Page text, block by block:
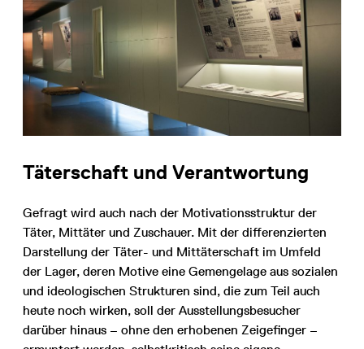
Täterschaft und Verantwortung
Gefragt wird auch nach der Motivationsstruktur der
Täter, Mittäter und Zuschauer. Mit der differenzierten
Darstellung der Täter- und Mittäterschaft im Umfeld
der Lager, deren Motive eine Gemengelage aus sozialen
und ideologischen Strukturen sind, die zum Teil auch
heute noch wirken, soll der Ausstellungsbesucher
darüber hinaus – ohne den erhobenen Zeigefinger –